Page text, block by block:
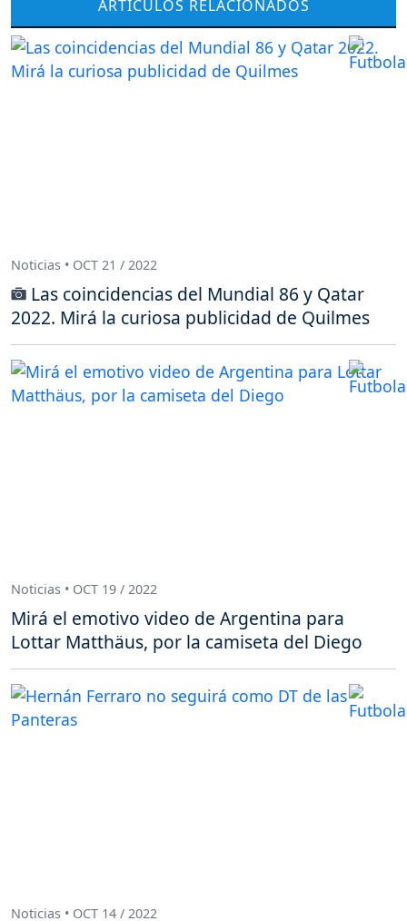
ARTÍCULOS RELACIONADOS
Noticias • OCT 21 / 2022
Las coincidencias del Mundial 86 y Qatar
2022. Mirá la curiosa publicidad de Quilmes
Noticias • OCT 19 / 2022
Mirá el emotivo video de Argentina para
Lottar Matthäus, por la camiseta del Diego
Noticias • OCT 14 / 2022